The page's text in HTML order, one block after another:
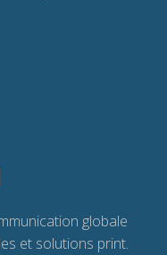
globale
et solutions print.